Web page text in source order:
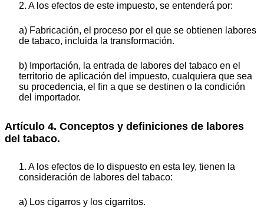
2. A los efectos de este impuesto, se entenderá por:
a) Fabricación, el proceso por el que se obtienen labores
de tabaco, incluida la transformación.
b) Importación, la entrada de labores del tabaco en el
territorio de aplicación del impuesto, cualquiera que sea
su procedencia, el fin a que se destinen o la condición
del importador.
Artículo 4. Conceptos y definiciones de labores
del tabaco.
1. A los efectos de lo dispuesto en esta ley, tienen la
consideración de labores del tabaco:
a) Los cigarros y los cigarritos.